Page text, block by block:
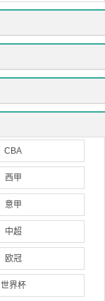
CBA
西甲
意甲
中超
欧冠
世界杯